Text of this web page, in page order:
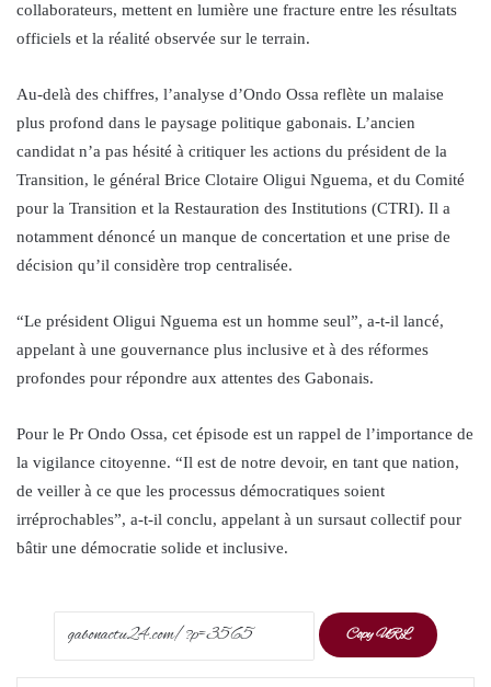
collaborateurs, mettent en lumière une fracture entre les résultats
officiels et la réalité observée sur le terrain.
Au-delà des chiffres, l’analyse d’Ondo Ossa reflète un malaise
plus profond dans le paysage politique gabonais. L’ancien
candidat n’a pas hésité à critiquer les actions du président de la
Transition, le général Brice Clotaire Oligui Nguema, et du Comité
pour la Transition et la Restauration des Institutions (CTRI). Il a
notamment dénoncé un manque de concertation et une prise de
décision qu’il considère trop centralisée.
“Le président Oligui Nguema est un homme seul”, a-t-il lancé,
appelant à une gouvernance plus inclusive et à des réformes
profondes pour répondre aux attentes des Gabonais.
Pour le Pr Ondo Ossa, cet épisode est un rappel de l’importance de
la vigilance citoyenne. “Il est de notre devoir, en tant que nation,
de veiller à ce que les processus démocratiques soient
irréprochables”, a-t-il conclu, appelant à un sursaut collectif pour
bâtir une démocratie solide et inclusive.
Copy URL